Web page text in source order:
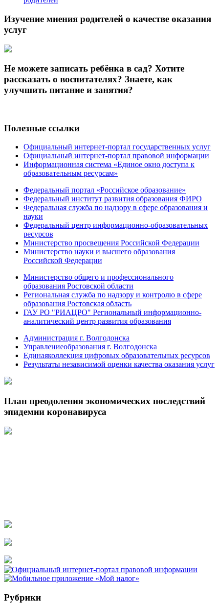
Изучение мнения родителей о качестве оказания
услуг
Не можете записать ребёнка в сад? Хотите
рассказать о воспитателях? Знаете, как
улучшить питание и занятия?
Полезные ссылки
Официальный интернет-портал государственных услуг
Официальный интернет-портал правовой информации
Информационная система «Единое окно доступа к
образовательным ресурсам»
Федеральный портал «Российское образование»
Федеральный институт развития образования ФИРО
Федеральная служба по надзору в сфере образования и
науки
Федеральный центр информационно-образовательных
ресурсов
Министерство просвещения Российской Федерации
Министерство науки и высшего образования
Российской Федерации
Министерство общего и профессионального
образования Ростовской области
Региональная служба по надзору и контролю в сфере
образования Ростовская область
ГАУ РО "РИАЦРО" Региональный информационно-
аналитический центр развития образования
Администрация г. Волгодонска
Управлениеобразования г. Волгодонска
Единаяколлекция цифровых образовательных ресурсов
Результаты независимой оценки качества оказания услуг
План преодоления экономических последствий
эпидемии коронавируса
Рубрики